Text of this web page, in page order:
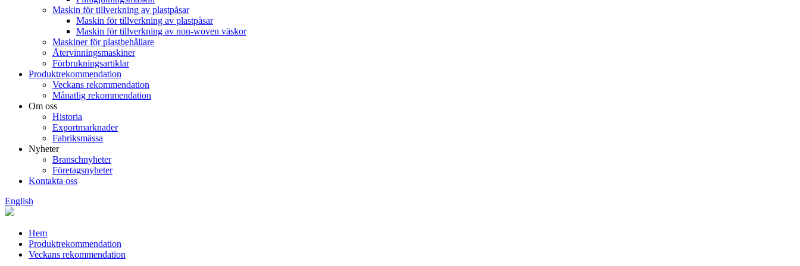
Maskin för tillverkning av plastpåsar
Maskin för tillverkning av plastpåsar
Maskin för tillverkning av non-woven väskor
Maskiner för plastbehållare
Återvinningsmaskiner
Förbrukningsartiklar
Produktrekommendation
Veckans rekommendation
Månatlig rekommendation
Om oss
Historia
Exportmarknader
Fabriksmässa
Nyheter
Branschnyheter
Företagsnyheter
Kontakta oss
English
Hem
Produktrekommendation
Veckans rekommendation